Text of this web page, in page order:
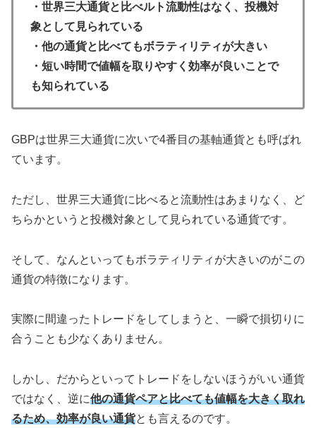
・世界三大通貨と比べルト流動性はなく、投機対
象として見られている
・他の通貨と比べてもボラティリティが大きい
・短い時間で値幅を取りやすく効率が良いことで
も知られている
GBPは世界三大通貨に次いで4番目の基軸通貨とも呼ばれ
ています。
ただし、世界三大通貨に比べると流動性はあまりなく、ど
ちらかというと投機対象として見られている通貨です。
そして、なんといってもボラティリティが大きいのがこの
通貨の特徴になります。
実際に間違ったトレードをしてしまうと、一瞬で損切りに
合うことも少なくありません。
しかし、だからといってトレードをしないほうがいい通貨
ではなく、逆に他の通貨ペアと比べても値幅を大きく取れ
るため、効率が良い通貨とも言えるのです。